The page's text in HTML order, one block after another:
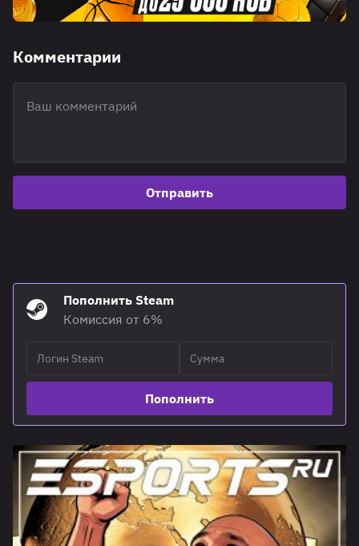
Комментарии
Отправить
Пополнить Steam
Комиссия от 6%
Пополнить